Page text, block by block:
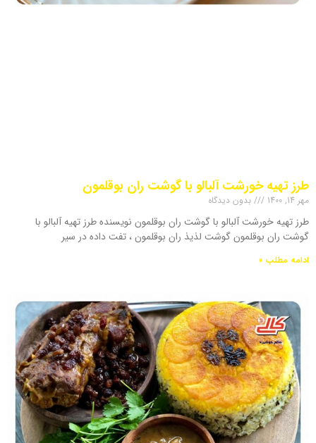
طرز تهیه خورشت آلبالو با گوشت ران بوقلمون
مهر 14, 1400 بدون دیدگاه
طرز تهیه خورشت آلبالو با گوشت ران بوقلمون نویسنده طرز تهیه آلبالو با
گوشت ران بوقلمون گوشت لذیذ ران بوقلمون ، تفت داده در سیر
ادامه مطلب »